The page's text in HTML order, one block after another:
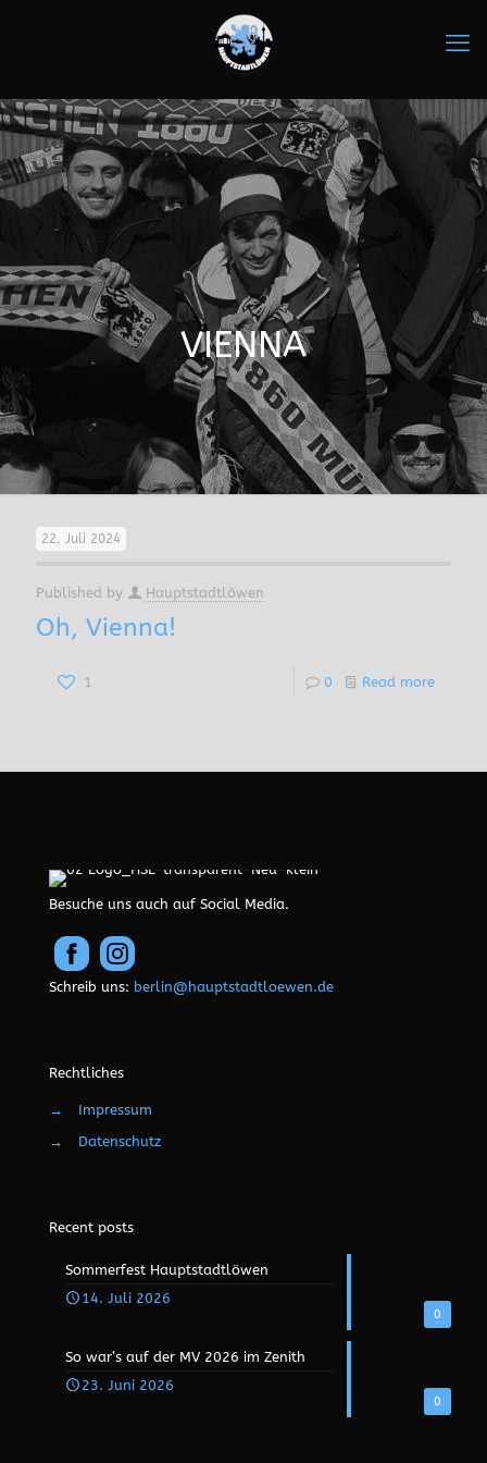
VIENNA
22. Juli 2024
Published by Hauptstadtlöwen
Oh, Vienna!
1 0 Read more
Besuche uns auch auf Social Media.
Schreib uns: berlin@hauptstadtloewen.de
Rechtliches
→
Impressum
→
Datenschutz
Recent posts
0
Sommerfest Hauptstadtlöwen
14. Juli 2026
0
So war’s auf der MV 2026 im Zenith
23. Juni 2026